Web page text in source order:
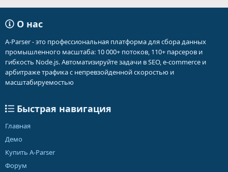
О нас
A-Parser - это профессиональная платформа для сбора данных
промышленного масштаба: 10 000+ потоков, 110+ парсеров и
гибкость Node.js. Автоматизируйте задачи в SEO, e-commerce и
арбитраже трафика с непревзойденной скоростью и
масштабируемостью
Быстрая навигация
Главная
Демо
Купить A-Parser
Форум